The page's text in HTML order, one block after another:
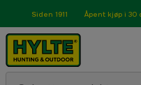
Siden 1911 Åpent kjøp i 30